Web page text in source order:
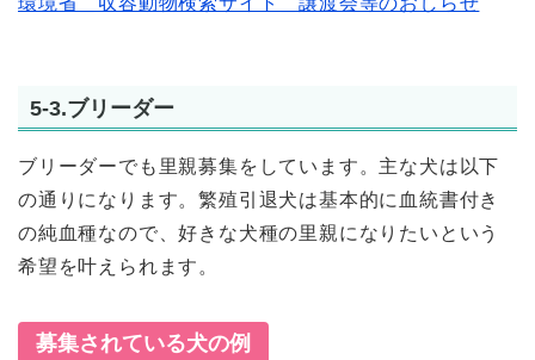
5-3.ブリーダー
ブリーダーでも里親募集をしています。主な犬は以下
の通りになります。繁殖引退犬は基本的に血統書付き
の純血種なので、好きな犬種の里親になりたいという
希望を叶えられます。
募集されている犬の例